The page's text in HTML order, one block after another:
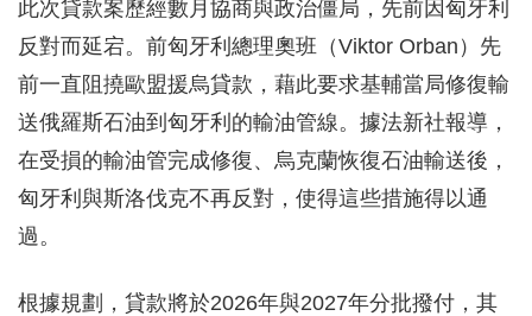
此次貸款案歷經數月協商與政治僵局，先前因匈牙利
反對而延宕。前匈牙利總理奧班（Viktor Orban）先
前一直阻撓歐盟援烏貸款，藉此要求基輔當局修復輸
送俄羅斯石油到匈牙利的輸油管線。據法新社報導，
在受損的輸油管完成修復、烏克蘭恢復石油輸送後，
匈牙利與斯洛伐克不再反對，使得這些措施得以通
過。
根據規劃，貸款將於2026年與2027年分批撥付，其